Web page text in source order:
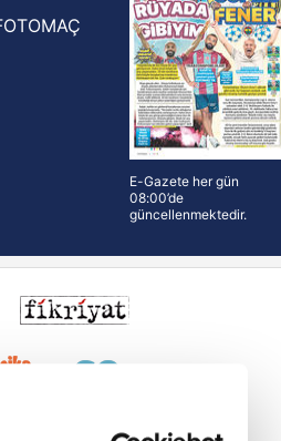
E-Gazete her gün
08:00’de
güncellenmektedir.